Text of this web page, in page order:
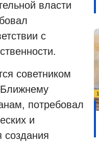
власти
с
советником
потребовал
и